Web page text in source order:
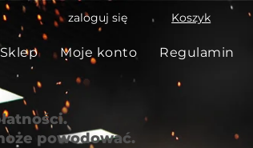
Koszyk
zaloguj się
Sklep Moje konto Regulamin
powodować.